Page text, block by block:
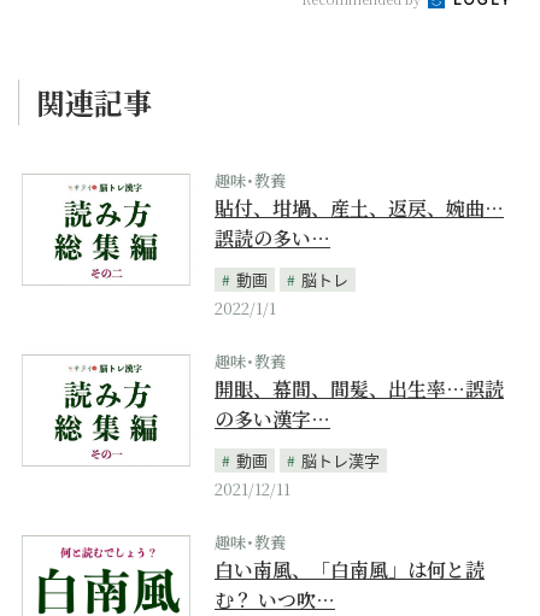
関連記事
趣味･教養
貼付、坩堝、産土、返戻、婉曲…
誤読の多い…
動画
脳トレ
2022/1/1
趣味･教養
開眼、幕間、間髪、出生率…誤読
の多い漢字…
動画
脳トレ漢字
2021/12/11
趣味･教養
白い南風、「白南風」は何と読
む？ いつ吹…